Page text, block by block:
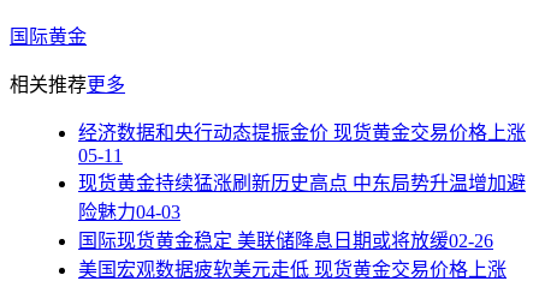
国际黄金
相关推荐更多
经济数据和央行动态提振金价 现货黄金交易价格上涨
05-11
现货黄金持续猛涨刷新历史高点 中东局势升温增加避
险魅力04-03
国际现货黄金稳定 美联储降息日期或将放缓02-26
美国宏观数据疲软美元走低 现货黄金交易价格上涨